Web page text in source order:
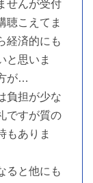
せんが受付
聴こえてま
経済的にも
と思いま
が…
負担が少な
ですが質の
もありま
ると他にも